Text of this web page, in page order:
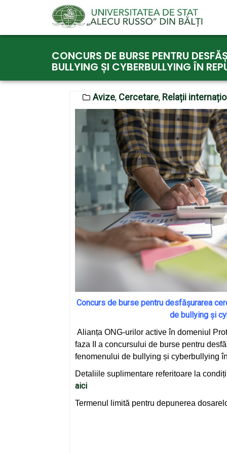
CONCURS DE BURSE PENTRU
BULLYING ȘI CYBERBULLYING ÎN
Avize, Cercetare, Relații
Concurs de burse pentru desfășurarea
de bullying și
Alianța ONG-urilor active în domeniul
faza II a concursului de burse pentru
fenomenului de bullying și cyberbullying
Detaliile suplimentare referitoare la
aici
Termenul limită pentru depunerea